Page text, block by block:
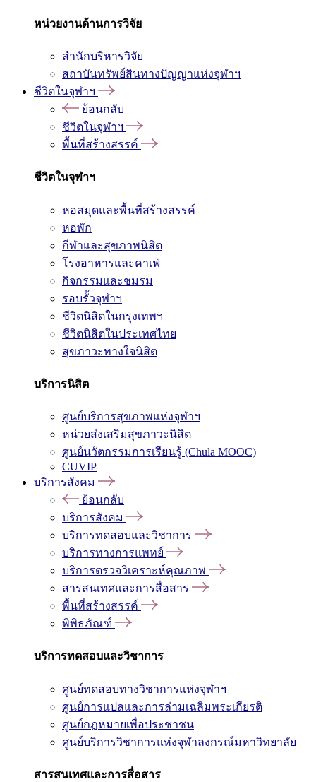
หน่วยงานด้านการวิจัย
สำนักบริหารวิจัย
สถาบันทรัพย์สินทางปัญญาแห่งจุฬาฯ
ชีวิตในจุฬาฯ
ย้อนกลับ
ชีวิตในจุฬาฯ
พื้นที่สร้างสรรค์
ชีวิตในจุฬาฯ
หอสมุดและพื้นที่สร้างสรรค์
หอพัก
กีฬาและสุขภาพนิสิต
โรงอาหารและคาเฟ่
กิจกรรมและชมรม
รอบรั้วจุฬาฯ
ชีวิตนิสิตในกรุงเทพฯ
ชีวิตนิสิตในประเทศไทย
สุขภาวะทางใจนิสิต
บริการนิสิต
ศูนย์บริการสุขภาพแห่งจุฬาฯ
หน่วยส่งเสริมสุขภาวะนิสิต
ศูนย์นวัตกรรมการเรียนรู้ (Chula MOOC)
CUVIP
บริการสังคม
ย้อนกลับ
บริการสังคม
บริการทดสอบและวิชาการ
บริการทางการแพทย์
บริการตรวจวิเคราะห์คุณภาพ
สารสนเทศและการสื่อสาร
พื้นที่สร้างสรรค์
พิพิธภัณฑ์
บริการทดสอบและวิชาการ
ศูนย์ทดสอบทางวิชาการแห่งจุฬาฯ
ศูนย์การแปลและการล่ามเฉลิมพระเกียรติ
ศูนย์กฎหมายเพื่อประชาชน
ศูนย์บริการวิชาการแห่งจุฬาลงกรณ์มหาวิทยาลัย
สารสนเทศและการสื่อสาร